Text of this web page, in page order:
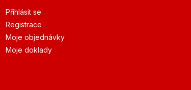
Přihlásit se
Registrace
Moje objednávky
Moje doklady